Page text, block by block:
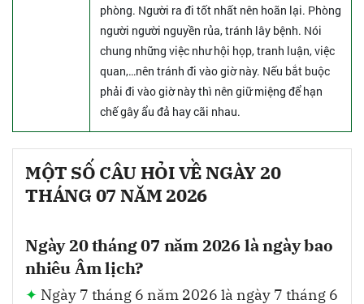
phòng. Người ra đi tốt nhất nên hoãn lại. Phòng
người người nguyền rủa, tránh lây bệnh. Nói
chung những việc như hội họp, tranh luận, việc
quan,…nên tránh đi vào giờ này. Nếu bắt buộc
phải đi vào giờ này thì nên giữ miệng để hạn
chế gây ẩu đả hay cãi nhau.
MỘT SỐ CÂU HỎI VỀ NGÀY 20
THÁNG 07 NĂM 2026
Ngày 20 tháng 07 năm 2026 là ngày bao
nhiêu Âm lịch?
Ngày 7 tháng 6 năm 2026 là ngày 7 tháng 6